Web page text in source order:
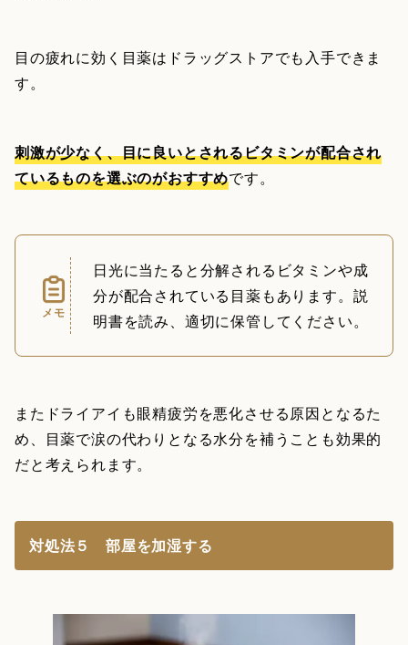
目の疲れに効く目薬はドラッグストアでも入手できま
す。
刺激が少なく、目に良いとされるビタミンが配合され
ているものを選ぶのがおすすめです。
メモ
日光に当たると分解されるビタミンや成
分が配合されている目薬もあります。説
明書を読み、適切に保管してください。
またドライアイも眼精疲労を悪化させる原因となるた
め、目薬で涙の代わりとなる水分を補うことも効果的
だと考えられます。
対処法５ 部屋を加湿する